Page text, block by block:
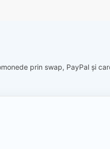
prin swap, PayPal și